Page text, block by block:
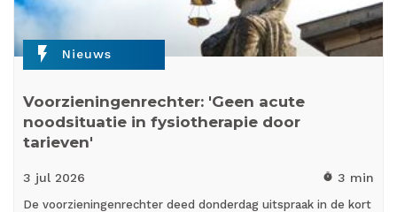
flash_on Nieuws
Voorzieningenrechter: 'Geen acute
noodsituatie in fysiotherapie door
tarieven'
3 jul 2026 timer 3 min
De voorzieningenrechter deed donderdag uitspraak in de kort